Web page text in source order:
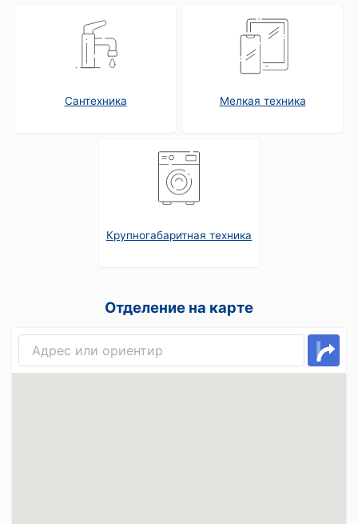
Сантехника Мелкая техника
Крупногабаритная техника
Отделение на карте